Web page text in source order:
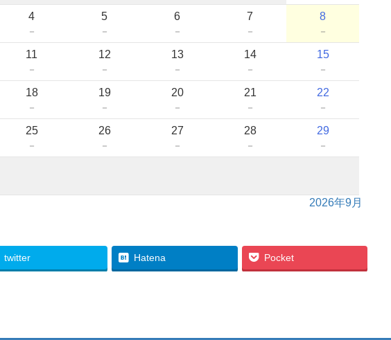
4
－
5
－
6
－
7
－
8
－
11
－
12
－
13
－
14
－
15
－
18
－
19
－
20
－
21
－
22
－
25
－
26
－
27
－
28
－
29
－
2026年9月
twitter Hatena Pocket